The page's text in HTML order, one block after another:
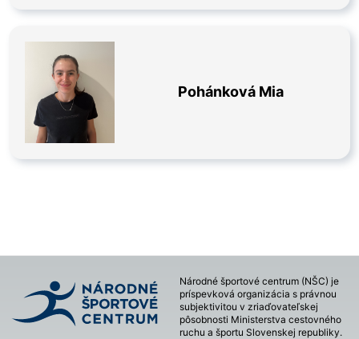
Pohánková Mia
Národné športové centrum (NŠC) je
príspevková organizácia s právnou
subjektivitou v zriaďovateľskej
pôsobnosti Ministerstva cestovného
ruchu a športu Slovenskej republiky.